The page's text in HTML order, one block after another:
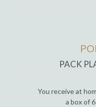
PACK
You receive at
a box of